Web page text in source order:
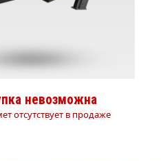
невозможна
отсутствует в продаже